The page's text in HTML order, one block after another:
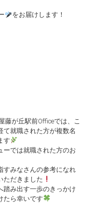
をお届けします！
藤が丘駅前Officeでは、こ
て就職された方が複数名
す
ーでは就職された方のお
すみなさんの参考になれ
ただきました
踏み出す一歩のきっかけ
たら幸いです